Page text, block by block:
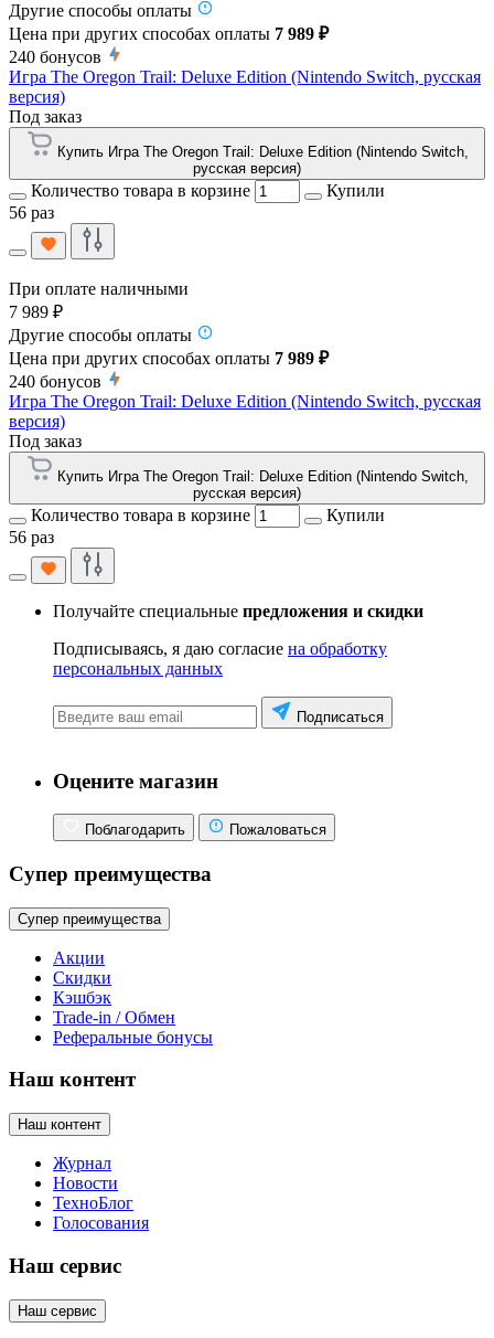
Другие способы оплаты
Цена при других способах оплаты 7 989 ₽
240 бонусов
Игра The Oregon Trail: Deluxe Edition (Nintendo Switch, русская
версия)
Под заказ
Купить Игра The Oregon Trail: Deluxe Edition (Nintendo Switch,
русская версия)
Количество товара в корзине
Купили
56 раз
При оплате наличными
7 989 ₽
Другие способы оплаты
Цена при других способах оплаты 7 989 ₽
240 бонусов
Игра The Oregon Trail: Deluxe Edition (Nintendo Switch, русская
версия)
Под заказ
Купить Игра The Oregon Trail: Deluxe Edition (Nintendo Switch,
русская версия)
Количество товара в корзине
Купили
56 раз
Получайте специальные предложения и скидки
Подписываясь, я даю согласие на обработку
персональных данных
Подписаться
Оцените магазин
Поблагодарить Пожаловаться
Супер преимущества
Супер преимущества
Акции
Скидки
Кэшбэк
Trade-in / Обмен
Реферальные бонусы
Наш контент
Наш контент
Журнал
Новости
ТехноБлог
Голосования
Наш сервис
Наш сервис